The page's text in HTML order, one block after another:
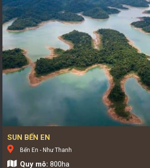
SUN BẾN EN
Bến En - Như Thanh
Quy mô: 800ha